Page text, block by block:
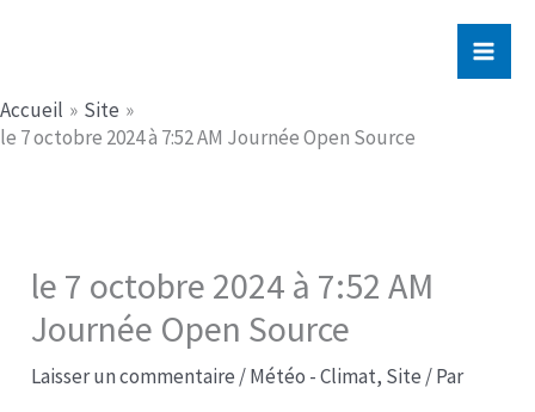
Accueil
Site
le 7 octobre 2024 à 7:52 AM Journée Open Source
le 7 octobre 2024 à 7:52 AM
Journée Open Source
Laisser un commentaire /Météo - Climat, Site / Par